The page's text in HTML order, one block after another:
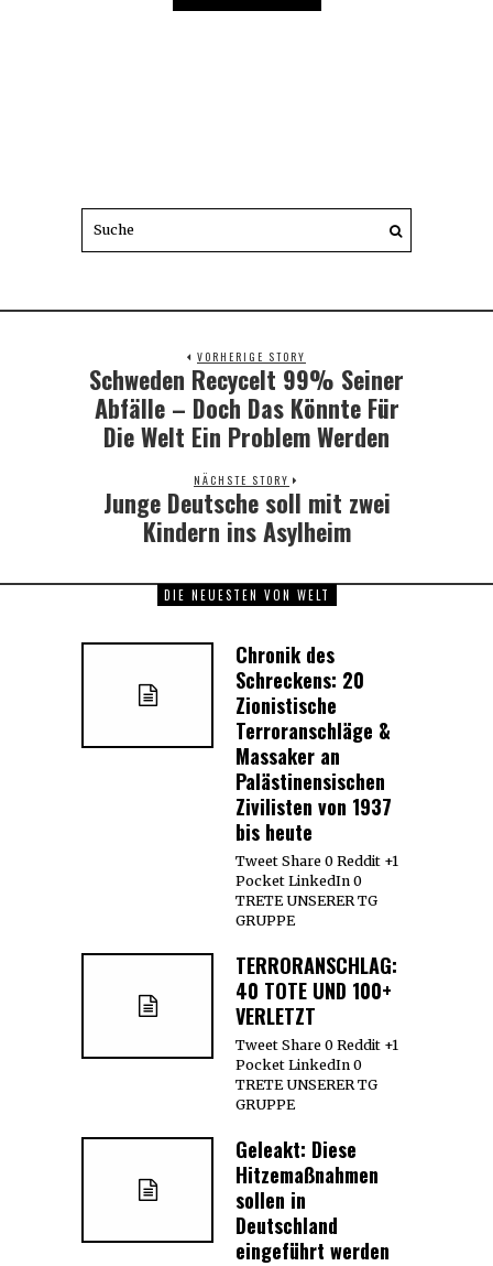
VORHERIGE STORY
Previous
post:
Schweden Recycelt 99% Seiner
Abfälle – Doch Das Könnte Für
Die Welt Ein Problem Werden
NÄCHSTE STORY
Next
post:
Junge Deutsche soll mit zwei
Kindern ins Asylheim
DIE NEUESTEN VON WELT
Chronik des
Schreckens: 20
Zionistische
Terroranschläge &
Massaker an
Palästinensischen
Zivilisten von 1937
bis heute
Tweet Share 0 Reddit +1
Pocket LinkedIn 0
TRETE UNSERER TG
GRUPPE
TERRORANSCHLAG:
40 TOTE UND 100+
VERLETZT
Tweet Share 0 Reddit +1
Pocket LinkedIn 0
TRETE UNSERER TG
GRUPPE
Geleakt: Diese
Hitzemaßnahmen
sollen in
Deutschland
eingeführt werden